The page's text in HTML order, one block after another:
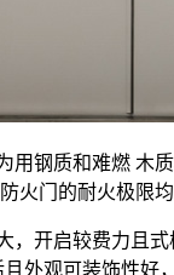
用钢质和难燃 木
火门的耐火极限均
，开启较费力且
外观可装饰性好